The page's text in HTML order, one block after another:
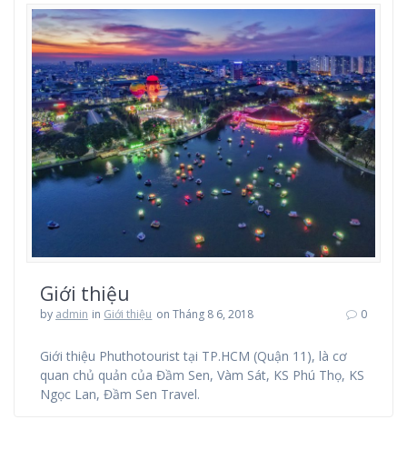
Giới thiệu
by admin in Giới thiệu on Tháng 8 6, 2018 0
Giới thiệu Phuthotourist tại TP.HCM (Quận 11), là cơ
quan chủ quản của Đầm Sen, Vàm Sát, KS Phú Thọ, KS
Ngọc Lan, Đầm Sen Travel.